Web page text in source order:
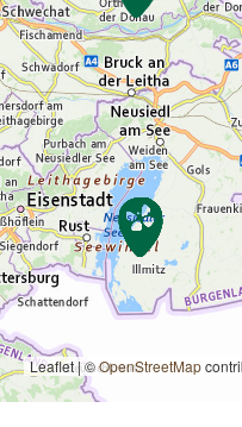
Leaflet | ©OpenStreetMap